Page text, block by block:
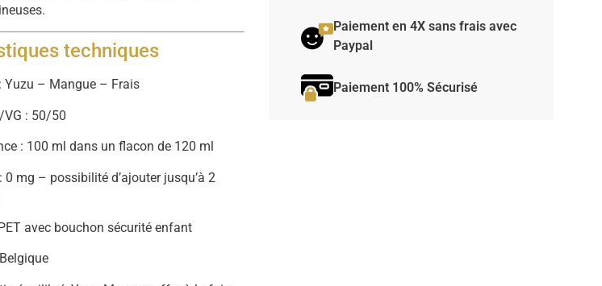
techniques
Yuzu – Mangue – Frais
VG : 50/50
: 100 ml dans un flacon de 120 ml
0 mg – possibilité d’ajouter jusqu’à 2
avec bouchon sécurité enfant
Paiement en 4X sans frais avec
Paypal
Paiement 100% Sécurisé